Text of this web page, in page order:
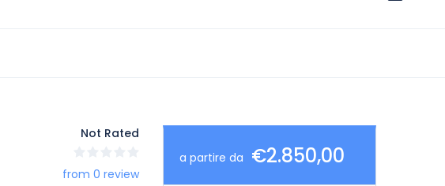
Not Rated
from 0 review
a partire da €2.850,00